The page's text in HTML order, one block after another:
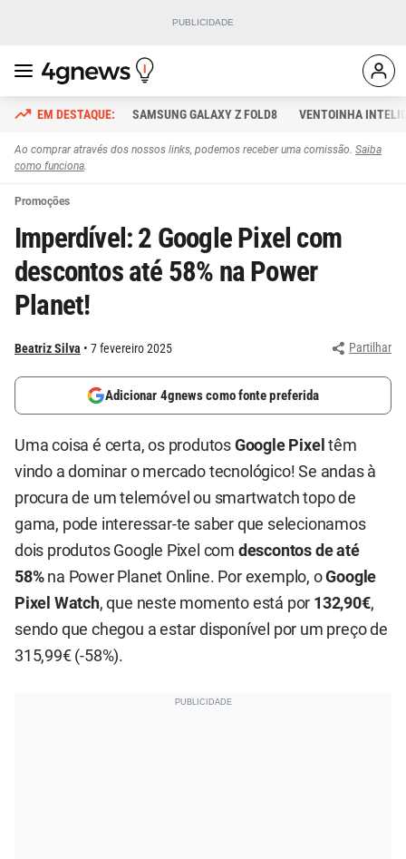
SAMSUNG GALAXY Z FOLD8 VENTOINHA
Ao comprar através dos nossos links, podemos receber uma comissão. Saiba
como funciona.
Promoções
Imperdível: 2 Google Pixel com
descontos até 58% na Power
Planet!
Beatriz Silva 7 fevereiro 2025 Partilhar
Adicionar 4gnews como fonte preferida
Uma coisa é certa, os produtos Google Pixel têm
vindo a dominar o mercado tecnológico! Se andas à
procura de um telemóvel ou smartwatch topo de
gama, pode interessar-te saber que selecionamos
dois produtos Google Pixel com descontos de até
58%na Power Planet Online. Por exemplo, oGoogle
Pixel Watch, que neste momento está por 132,90€,
sendo que chegou a estar disponível por um preço de
315,99€ (-58%).